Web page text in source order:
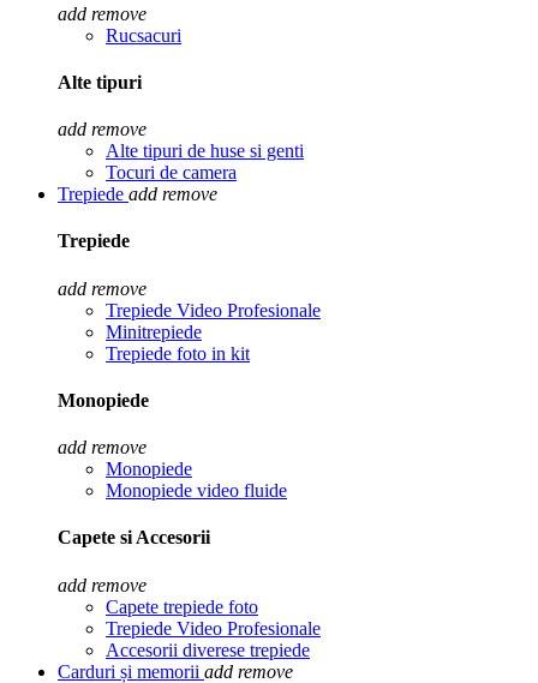
add remove
Rucsacuri
Alte tipuri
add remove
Alte tipuri de huse si genti
Tocuri de camera
Trepiede add remove
Trepiede
add remove
Trepiede Video Profesionale
Minitrepiede
Trepiede foto in kit
Monopiede
add remove
Monopiede
Monopiede video fluide
Capete si Accesorii
add remove
Capete trepiede foto
Trepiede Video Profesionale
Accesorii diverese trepiede
Carduri și memorii add remove